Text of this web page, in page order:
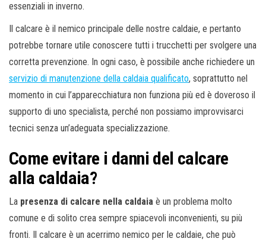
essenziali in inverno.
Il calcare è il nemico principale delle nostre caldaie, e pertanto
potrebbe tornare utile conoscere tutti i trucchetti per svolgere una
corretta prevenzione. In ogni caso, è possibile anche richiedere un
servizio di manutenzione della caldaia qualificato, soprattutto nel
momento in cui l’apparecchiatura non funziona più ed è doveroso il
supporto di uno specialista, perché non possiamo improvvisarci
tecnici senza un’adeguata specializzazione.
Come evitare i danni del calcare
alla caldaia?
La presenza di calcare nella caldaia è un problema molto
comune e di solito crea sempre spiacevoli inconvenienti, su più
fronti. Il calcare è un acerrimo nemico per le caldaie, che può